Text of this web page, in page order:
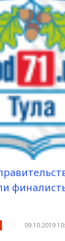
09.10.2019